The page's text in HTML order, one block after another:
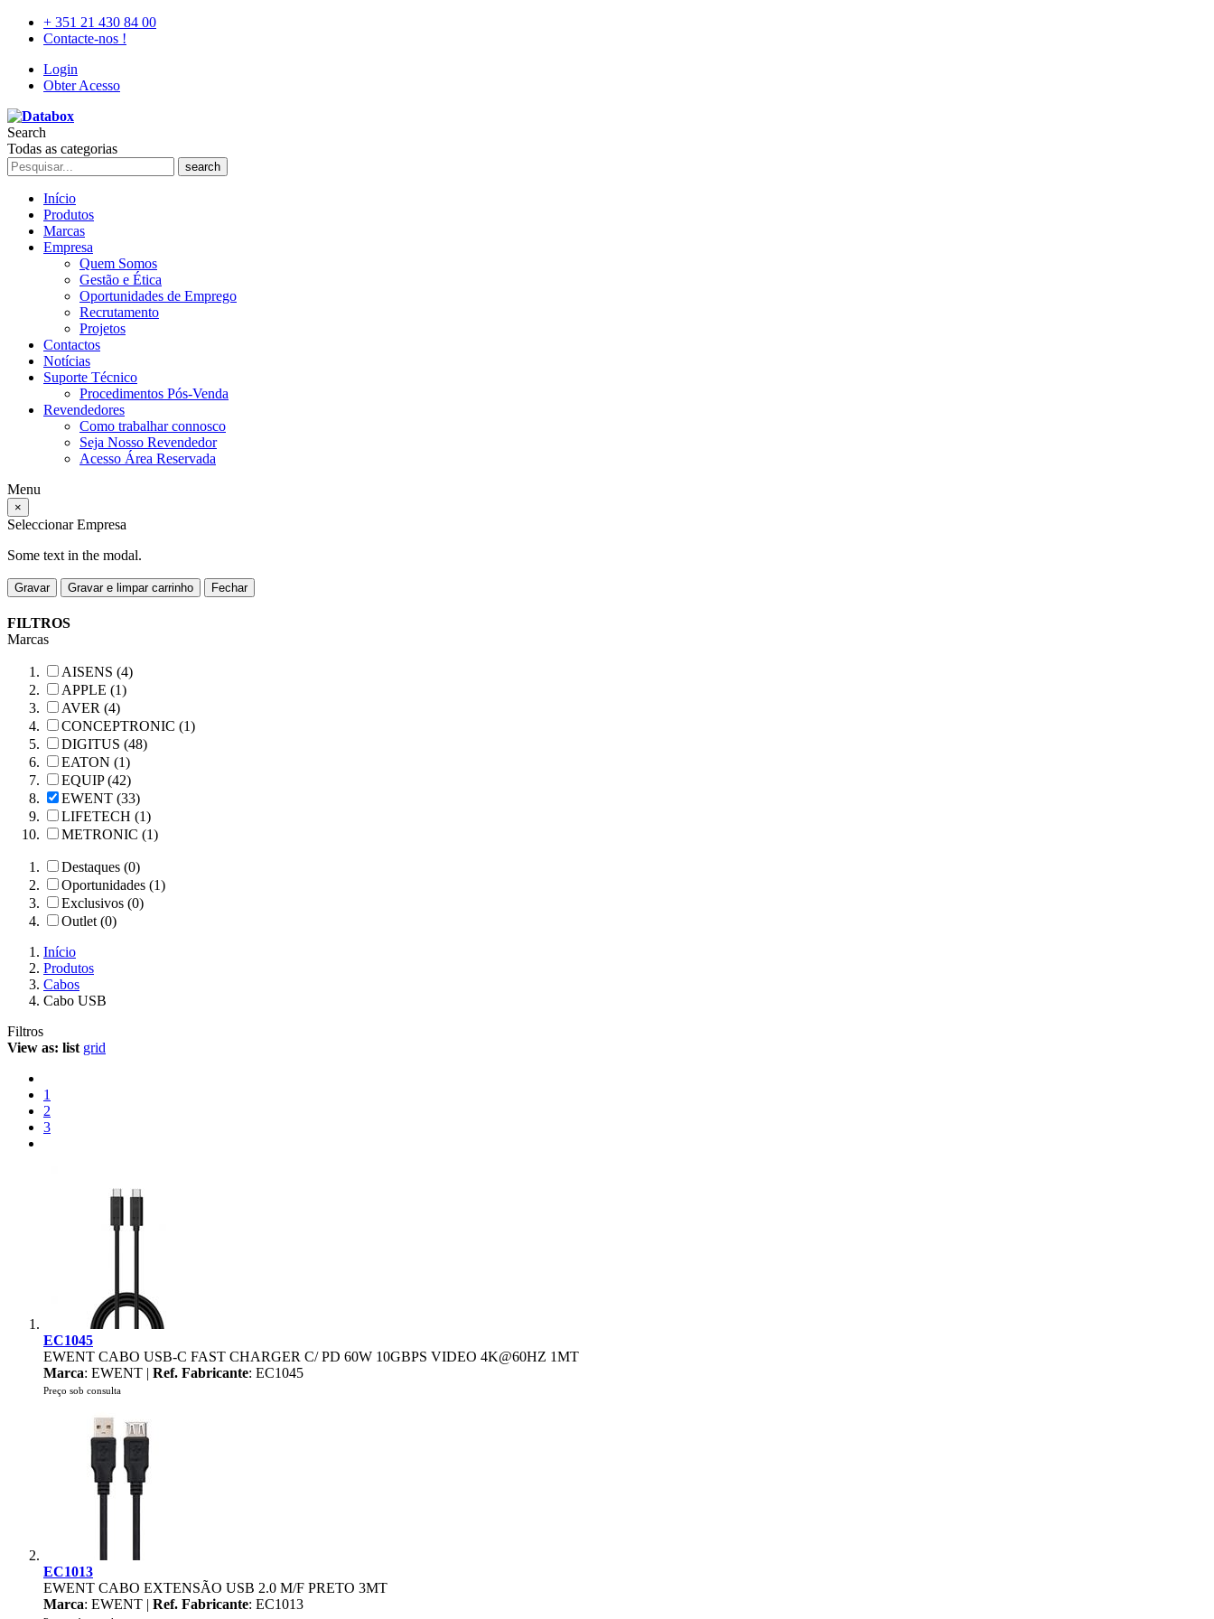
+ 351 21 430 84 00
Contacte-nos !
Login
Obter Acesso
Search
Todas as categorias
search
Início
Produtos
Marcas
Empresa
Quem Somos
Gestão e Ética
Oportunidades de Emprego
Recrutamento
Projetos
Contactos
Notícias
Suporte Técnico
Procedimentos Pós-Venda
Revendedores
Como trabalhar connosco
Seja Nosso Revendedor
Acesso Área Reservada
Menu
×
Seleccionar Empresa
Some text in the modal.
Gravar Gravar e limpar carrinho Fechar
FILTROS
Marcas
AISENS (4)
APPLE (1)
AVER (4)
CONCEPTRONIC (1)
DIGITUS (48)
EATON (1)
EQUIP (42)
EWENT (33)
LIFETECH (1)
METRONIC (1)
Destaques (0)
Oportunidades (1)
Exclusivos (0)
Outlet (0)
Início
Produtos
Cabos
Cabo USB
Filtros
View as: list grid
1
2
3
EC1045
EWENT CABO USB-C FAST CHARGER C/ PD 60W 10GBPS VIDEO 4K@60HZ 1MT
Marca: EWENT | Ref. Fabricante: EC1045
Preço sob consulta
EC1013
EWENT CABO EXTENSÃO USB 2.0 M/F PRETO 3MT
Marca: EWENT | Ref. Fabricante: EC1013